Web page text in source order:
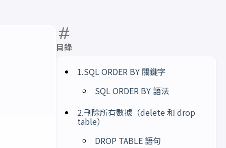
目錄
1.SQL ORDER BY 關鍵字
SQL ORDER BY 語法
2.刪除所有數據（delete 和 drop
table）
DROP TABLE 語句